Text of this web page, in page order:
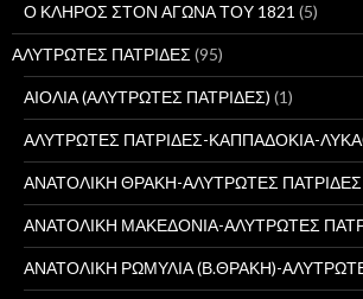
Ο ΚΛΗΡΟΣ ΣΤΟΝ ΑΓΩΝΑ ΤΟΥ 1821 (5)
ΑΛΥΤΡΩΤΕΣ ΠΑΤΡΙΔΕΣ(95)
ΑΙΟΛΙΑ (ΑΛΥΤΡΩΤΕΣ ΠΑΤΡΙΔΕΣ) (1)
ΑΛΥΤΡΩΤΕΣ ΠΑΤΡΙΔΕΣ-ΚΑΠΠΑΔΟΚΙΑ-
ΑΝΑΤΟΛΙΚΗ ΘΡΑΚΗ-ΑΛΥΤΡΩΤΕΣ ΠΑΤΡΙΔΕΣ
ΑΝΑΤΟΛΙΚΗ ΜΑΚΕΔΟΝΙΑ-ΑΛΥΤΡΩΤΕΣ
ΑΝΑΤΟΛΙΚΗ ΡΩΜΥΛΙΑ (Β.ΘΡΑΚΗ)-